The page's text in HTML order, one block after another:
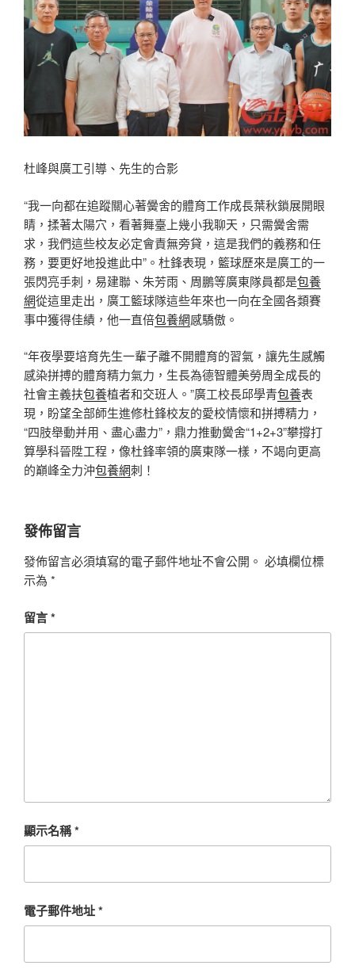
杜峰與廣工引導、先生的合影
“我一向都在追蹤關心著黌舍的體育工作成長葉秋鎖展開眼
睛，揉著太陽穴，看著舞臺上幾小我聊天，只需黌舍需
求，我們這些校友必定會責無旁貸，這是我們的義務和任
務，要更好地投進此中”。杜鋒表現，籃球歷來是廣工的一
張閃亮手刺，易建聯、朱芳雨、周鵬等廣東隊員都是包養
網從這里走出，廣工籃球隊這些年來也一向在全國各類賽
事中獲得佳績，他一直倍包養網感驕傲。
“年夜學要培育先生一輩子離不開體育的習氣，讓先生感觸
感染拼搏的體育精力氣力，生長為德智體美勞周全成長的
社會主義扶包養植者和交班人。”廣工校長邱學青包養表
現，盼望全部師生進修杜鋒校友的愛校情懷和拼搏精力，
“四肢舉動并用、盡心盡力”，鼎力推動黌舍“1+2+3”攀撐打
算學科晉陞工程，像杜鋒率領的廣東隊一樣，不竭向更高
的巔峰全力沖包養網刺！
發佈留言
發佈留言必須填寫的電子郵件地址不會公開。 必填欄位標
示為 *
留言*
顯示名稱*
電子郵件地址*